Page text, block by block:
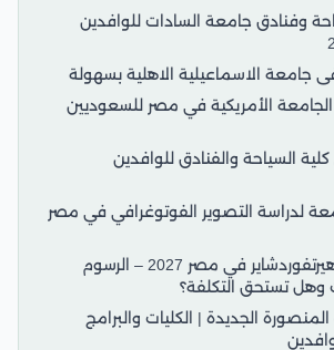
وفنادق جامعة السادات للوافدين
جامعة الاسماعيلية الاهلية بسهولة
الأمريكية في مصر للسعوديين
السياحة والفنادق للوافدين
لدراسة التصوير الفوتوغرافي في مصر
مصاريف جامعة هيرتفوردشاير في مصر 2027 – الرسوم
وهل تستحق التكلفة؟
الجديدة | الكليات والبرامج